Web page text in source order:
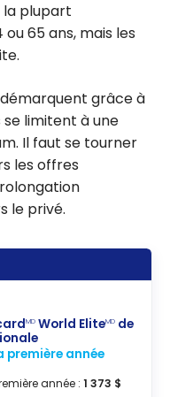
la plupart
ou 65 ans, mais les
grâce à
limitent à une
Il faut se tourner
les offres
le privé.
MD World EliteMD de
première année
année : 1 373 $